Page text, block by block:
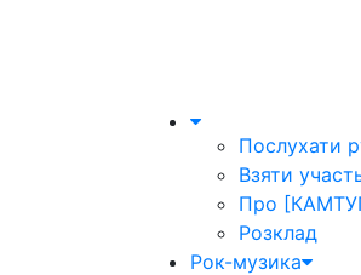
Послухати
Взяти
Про
Розклад
Рок-музика